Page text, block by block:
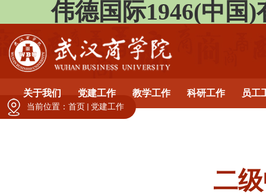
伟德国际1946(中国
关于我们 党建工作 教学工作 科研工作 员工
二
当前位置： 首页 党建工作